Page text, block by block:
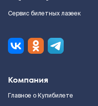
Сервис билетных лазеек
Компания
Главное о Купибилете